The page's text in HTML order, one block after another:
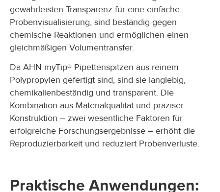
gewährleisten Transparenz für eine einfache
Probenvisualisierung, sind beständig gegen
chemische Reaktionen und ermöglichen einen
gleichmäßigen Volumentransfer.
Da AHN myTip® Pipettenspitzen aus reinem
Polypropylen gefertigt sind, sind sie langlebig,
chemikalienbeständig und transparent. Die
Kombination aus Materialqualität und präziser
Konstruktion – zwei wesentliche Faktoren für
erfolgreiche Forschungsergebnisse – erhöht die
Reproduzierbarkeit und reduziert Probenverluste.
Praktische Anwendungen: